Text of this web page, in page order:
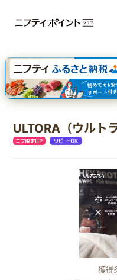
dカード GOLD 三井住友カ
【実質初月無料】DMM |
SBI証券 確定拠出年金（iDeCo
ULTORA（ウルトラ
獲得